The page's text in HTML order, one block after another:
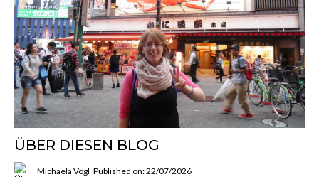
ÜBER DIESEN BLOG
Michaela Vogl Published on: 22/07/2026